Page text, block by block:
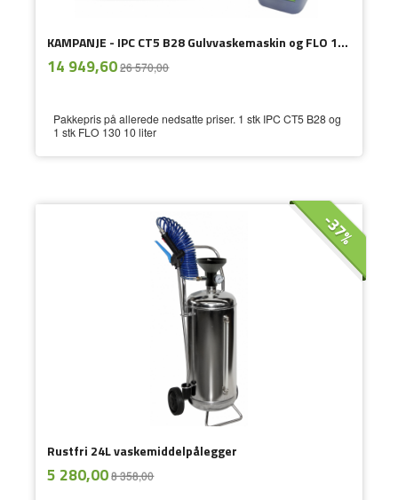
KAMPANJE - IPC CT5 B28 Gulvvaskemaskin og FLO 130
Tilbud
14 949,6026 570,00mva.
Pakkepris på allerede nedsatte priser. 1 stk IPC CT5 B28 og
1 stk FLO 130 10 liter
Rustfri 24L vaskemiddelpålegger
Tilbud
5 280,008 358,00
-37%
mva.